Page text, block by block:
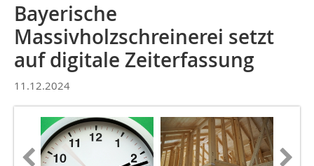
Bayerische
Massivholzschreinerei setzt
auf digitale Zeiterfassung
11.12.2024